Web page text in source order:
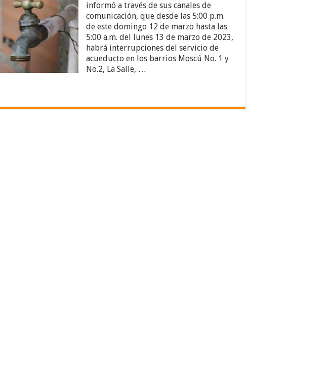
informó a través de sus canales de
comunicación, que desde las 5:00 p.m.
de este domingo 12 de marzo hasta las
5:00 a.m. del lunes 13 de marzo de 2023,
habrá interrupciones del servicio de
acueducto en los barrios Moscú No. 1 y
No.2, La Salle, …